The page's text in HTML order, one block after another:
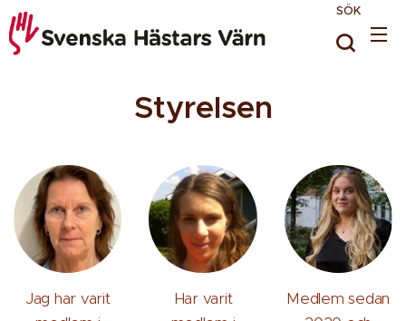
SÖK
Styrelsen
Jag har varit
Har varit
Medlem sedan